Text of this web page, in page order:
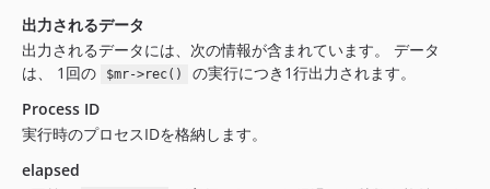
出力されるデータ
出力されるデータには、次の情報が含まれています。 データ
は、 1回の
$mr->rec()
の実行につき1行出力されます。
Process ID
実行時のプロセスIDを格納します。
elapsed